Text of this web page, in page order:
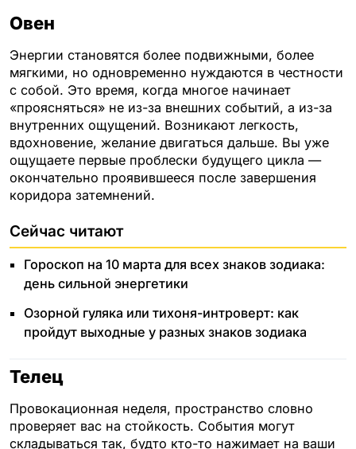
Овен
Энергии становятся более подвижными, более
мягкими, но одновременно нуждаются в честности
с собой. Это время, когда многое начинает
«проясняться» не из-за внешних событий, а из-за
внутренних ощущений. Возникают легкость,
вдохновение, желание двигаться дальше. Вы уже
ощущаете первые проблески будущего цикла —
окончательно проявившееся после завершения
коридора затемнений.
Сейчас читают
Гороскоп на 10 марта для всех знаков зодиака:
день сильной энергетики
Озорной гуляка или тихоня-интроверт: как
пройдут выходные у разных знаков зодиака
Телец
Провокационная неделя, пространство словно
проверяет вас на стойкость. События могут
складываться так, будто кто-то нажимает на ваши